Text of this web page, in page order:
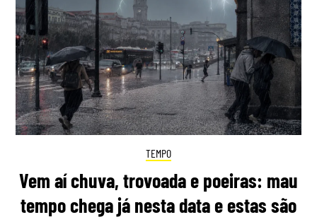
TEMPO
Vem aí chuva, trovoada e poeiras: mau
tempo chega já nesta data e estas são